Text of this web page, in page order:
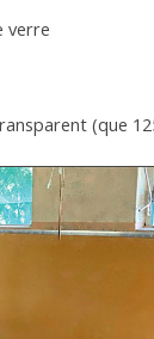
verre
(que